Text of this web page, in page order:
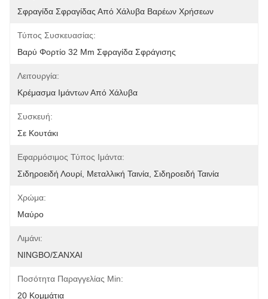
Σφραγίδα Σφραγίδας Από Χάλυβα Βαρέων Χρήσεων
Τύπος Συσκευασίας:
Βαρύ Φορτίο 32 Mm Σφραγίδα Σφράγισης
Λειτουργία:
Κρέμασμα Ιμάντων Από Χάλυβα
Συσκευή:
Σε Κουτάκι
Εφαρμόσιμος Τύπος Ιμάντα:
Σιδηροειδή Λουρί, Μεταλλική Ταινία, Σιδηροειδή Ταινία
Χρώμα:
Μαύρο
Λιμάνι:
NINGBO/ΣΑΝΧΑΙ
Ποσότητα Παραγγελίας Min:
20 Κομμάτια